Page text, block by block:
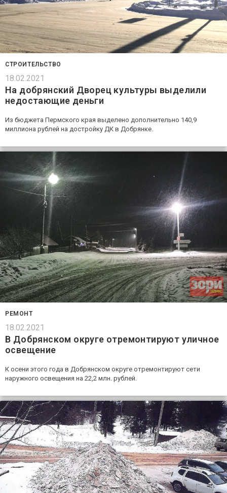
СТРОИТЕЛЬСТВО
18.02.2021
На добрянский Дворец культуры выделили
недостающие деньги
Из бюджета Пермского края выделено дополнительно 140,9
миллиона рублей на достройку ДК в Добрянке.
РЕМОНТ
18.02.2021
В Добрянском округе отремонтируют уличное
освещение
К осени этого года в Добрянском округе отремонтируют сети
наружного освещения на 22,2 млн. рублей.